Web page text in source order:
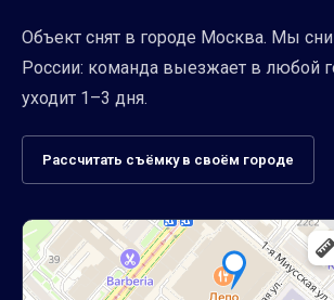
Объект снят в городе Москва. Мы
России: команда выезжает в любой
уходит 1–3 дня.
Рассчитать съёмку в своём городе